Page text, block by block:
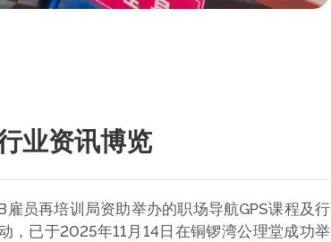
业资讯博览
员再培训局资助举办的职场导航GPS课程及行
，已于2025年11月14日在铜锣湾公理堂成功举